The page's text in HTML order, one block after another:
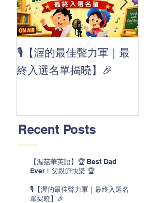
🎙️【渥的最佳聲力軍｜最
終入選名單揭曉】🎉
Recent Posts
【渥茲華英語】🏆 Best Dad
Ever！父親節快樂 🏆
🎙️【渥的最佳聲力軍｜最終入選名
單揭曉】🎉